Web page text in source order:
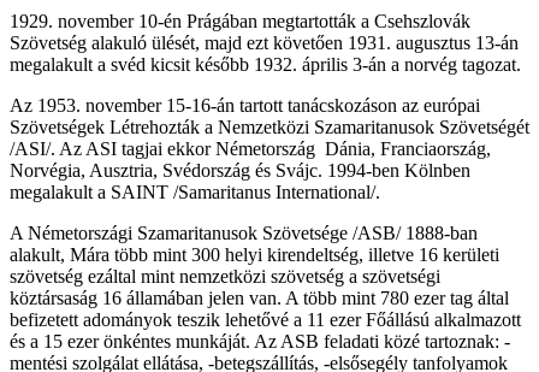
1929. november 10-én Prágában megtartották a Csehszlovák
Szövetség alakuló ülését, majd ezt követően 1931. augusztus 13-án
megalakult a svéd kicsit később 1932. április 3-án a norvég tagozat.
Az 1953. november 15-16-án tartott tanácskozáson az európai
Szövetségek Létrehozták a Nemzetközi Szamaritanusok Szövetségét
/ASI/. Az ASI tagjai ekkor Németország Dánia, Franciaország,
Norvégia, Ausztria, Svédország és Svájc. 1994-ben Kölnben
megalakult a SAINT /Samaritanus International/.
A Németországi Szamaritanusok Szövetsége /ASB/ 1888-ban
alakult, Mára több mint 300 helyi kirendeltség, illetve 16 kerületi
szövetség ezáltal mint nemzetközi szövetség a szövetségi
köztársaság 16 államában jelen van. A több mint 780 ezer tag által
befizetett adományok teszik lehetővé a 11 ezer Főállású alkalmazott
és a 15 ezer önkéntes munkáját. Az ASB feladati közé tartoznak: -
mentési szolgálat ellátása, -betegszállítás, -elsősegély tanfolyamok